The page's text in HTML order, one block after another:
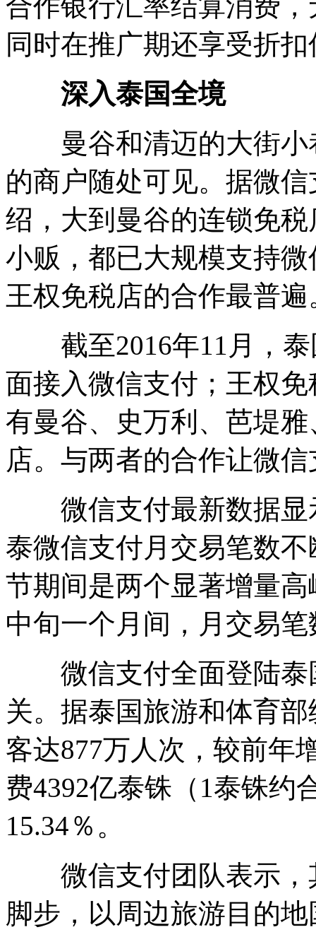
同时在推广期还享受折
深入泰国全境
曼谷和清迈的大街小
的商户随处可见。据微
绍，大到曼谷的连锁免
小贩，都已大规模支持
王权免税店的合作最普遍
截至2016年11月，泰
面接入微信支付；王权
有曼谷、史万利、芭堤
店。与两者的合作让微
微信支付最新数据显
泰微信支付月交易笔数
节期间是两个显著增量
中旬一个月间，月交易
微信支付全面登陆泰
关。据泰国旅游和体育
客达877万人次，较前年
费4392亿泰铢（1泰铢约
15.34％。
微信支付团队表示，
脚步，以周边旅游目的